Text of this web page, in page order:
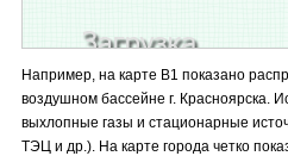
Например, на карте B1 показано
воздушном бассейне г. Красноярска.
выхлопные газы и стационарные
ТЭЦ и др.). На карте города четко